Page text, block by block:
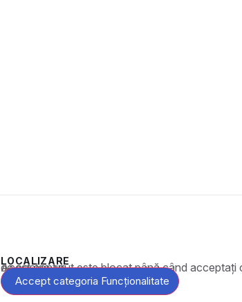
LOCALIZARE
Acest conținut este blocat până când acceptați categoria corespunzătoare de cookie-uri.
Accept categoria Funcționalitate